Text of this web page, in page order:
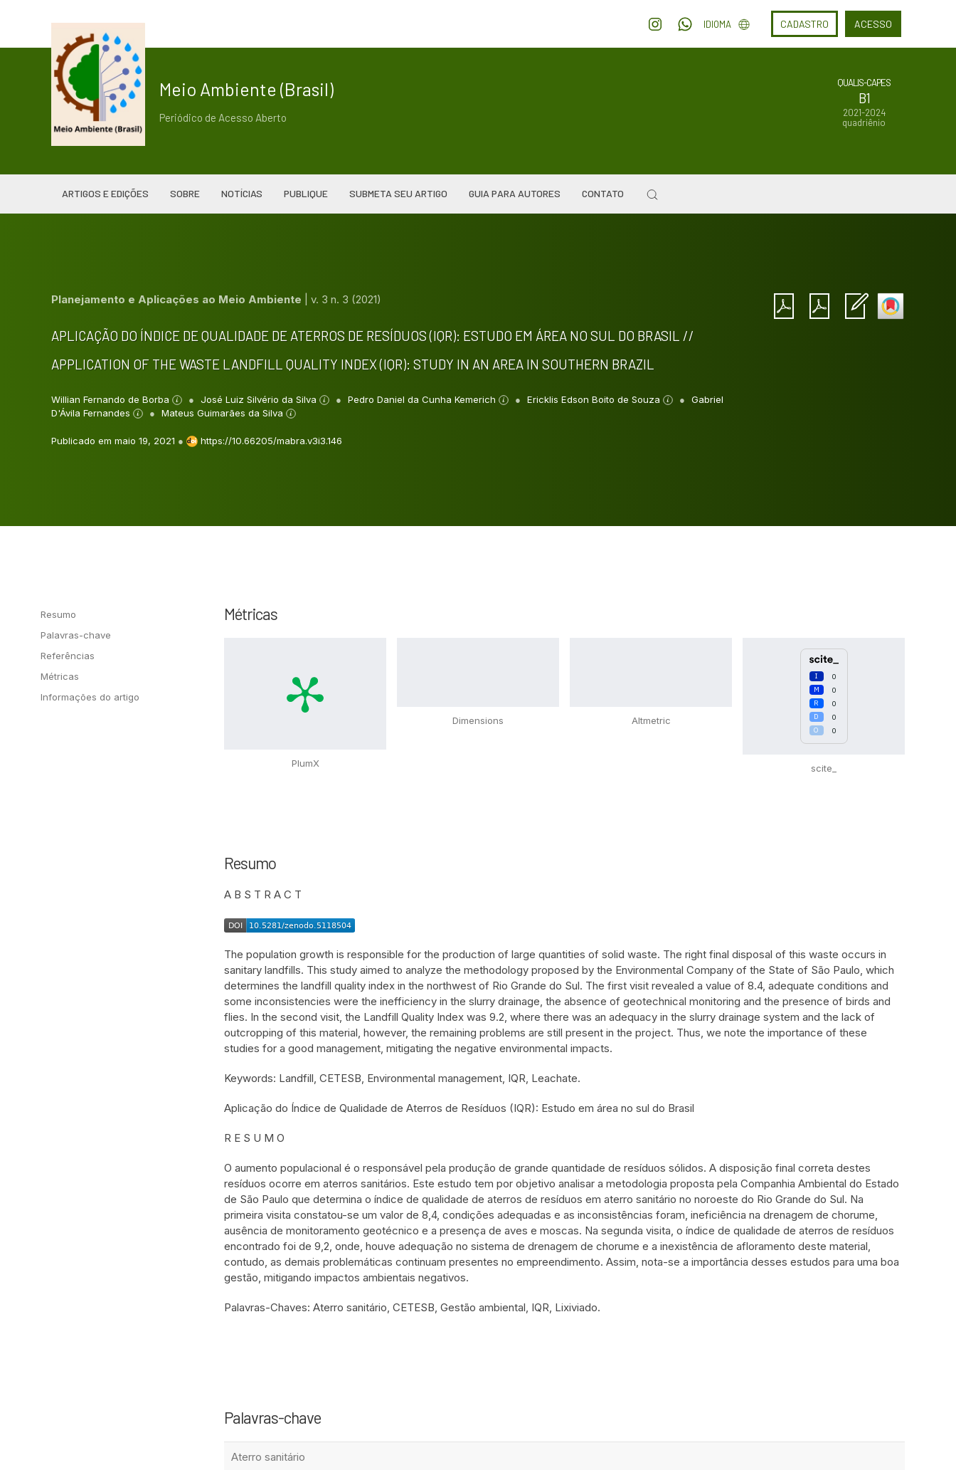
IDIOMA CADASTRO ACESSO
Meio Ambiente (Brasil)
Periódico de Acesso Aberto
QUALIS-CAPES
B1
2021-2024
quadriênio
ARTIGOS E EDIÇÕES SOBRE NOTÍCIAS PUBLIQUE SUBMETA SEU ARTIGO GUIA PARA AUTORES CONTATO
Planejamento e Aplicações ao Meio Ambiente v. 3 n. 3 (2021)
APLICAÇÃO DO ÍNDICE DE QUALIDADE DE ATERROS DE RESÍDUOS (IQR): ESTUDO EM ÁREA NO SUL DO BRASIL //
APPLICATION OF THE WASTE LANDFILL QUALITY INDEX (IQR): STUDY IN AN AREA IN SOUTHERN BRAZIL
Willian Fernando de Borba José Luiz Silvério da Silva Pedro Daniel da Cunha Kemerich Ericklis Edson Boito de Souza
Gabriel
D'Ávila Fernandes
Mateus Guimarães da Silva
Publicado em maio 19, 2021 ● https://10.66205/mabra.v3i3.146
Resumo
Palavras-chave
Referências
Métricas
Informações do artigo
Métricas
PlumX
Dimensions Altmetric
0
0
0
0
0
scite_
Resumo
A B S T R A C T
The population growth is responsible for the production of large quantities of solid waste. The right final disposal of this waste occurs in
sanitary landfills. This study aimed to analyze the methodology proposed by the Environmental Company of the State of São Paulo, which
determines the landfill quality index in the northwest of Rio Grande do Sul. The first visit revealed a value of 8.4, adequate conditions and
some inconsistencies were the inefficiency in the slurry drainage, the absence of geotechnical monitoring and the presence of birds and
flies. In the second visit, the Landfill Quality Index was 9.2, where there was an adequacy in the slurry drainage system and the lack of
outcropping of this material, however, the remaining problems are still present in the project. Thus, we note the importance of these
studies for a good management, mitigating the negative environmental impacts.
Keywords: Landfill, CETESB, Environmental management, IQR, Leachate.
Aplicação do Índice de Qualidade de Aterros de Resíduos (IQR): Estudo em área no sul do Brasil
R E S U M O
O aumento populacional é o responsável pela produção de grande quantidade de resíduos sólidos. A disposição final correta destes
resíduos ocorre em aterros sanitários. Este estudo tem por objetivo analisar a metodologia proposta pela Companhia Ambiental do Estado
de São Paulo que determina o índice de qualidade de aterros de resíduos em aterro sanitário no noroeste do Rio Grande do Sul. Na
primeira visita constatou-se um valor de 8,4, condições adequadas e as inconsistências foram, ineficiência na drenagem de chorume,
ausência de monitoramento geotécnico e a presença de aves e moscas. Na segunda visita, o índice de qualidade de aterros de resíduos
encontrado foi de 9,2, onde, houve adequação no sistema de drenagem de chorume e a inexistência de afloramento deste material,
contudo, as demais problemáticas continuam presentes no empreendimento. Assim, nota-se a importância desses estudos para uma boa
gestão, mitigando impactos ambientais negativos.
Palavras-Chaves: Aterro sanitário, CETESB, Gestão ambiental, IQR, Lixiviado.
Palavras-chave
Aterro sanitário